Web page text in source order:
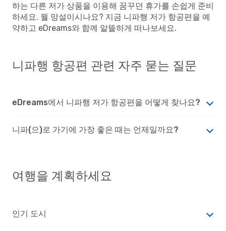
하는 다른 저가 상품을 이용해 꿈꾸던 휴가를 손쉽게 준비
하세요. 뭘 망설이시나요? 지금 니파행 저가 항공편을 예
약하고 eDreams와 함께 알뜰하게 떠나보세요.
니파행 항공편 관련 자주 묻는 질문
eDreams에서 니파행 저가 항공편을 어떻게 찾나요?
니파(으)로 가기에 가장 좋은 때는 언제일까요?
여행을 계획하세요
인기 도시